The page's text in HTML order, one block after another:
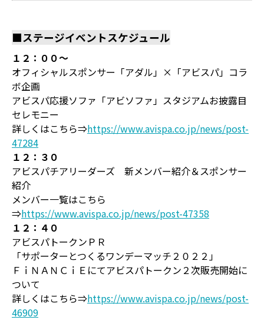
■ステージイベントスケジュール
１２：００～
オフィシャルスポンサー「アダル」×「アビスパ」コラ
ボ企画
アビスパ応援ソファ「アビソファ」スタジアムお披露目
セレモニー
詳しくはこちら⇒https://www.avispa.co.jp/news/post-
47284
１２：３０
アビスパチアリーダーズ 新メンバー紹介＆スポンサー
紹介
メンバー一覧はこちら
⇒https://www.avispa.co.jp/news/post-47358
１２：４０
アビスパトークンＰＲ
「サポーターとつくるワンデーマッチ２０２２」
ＦｉＮＡＮＣｉＥにてアビスパトークン２次販売開始に
ついて
詳しくはこちら⇒https://www.avispa.co.jp/news/post-
46909